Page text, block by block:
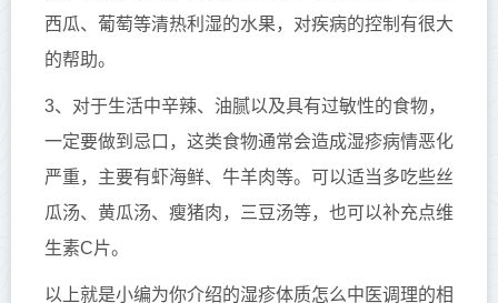
西瓜、葡萄等清热利湿的水果，对疾病的控制有很大
的帮助。
3、对于生活中辛辣、油腻以及具有过敏性的食物，
一定要做到忌口，这类食物通常会造成湿疹病情恶化
严重，主要有虾海鲜、牛羊肉等。可以适当多吃些丝
瓜汤、黄瓜汤、瘦猪肉，三豆汤等，也可以补充点维
生素C片。
以上就是小编为你介绍的湿疹体质怎么中医调理的相